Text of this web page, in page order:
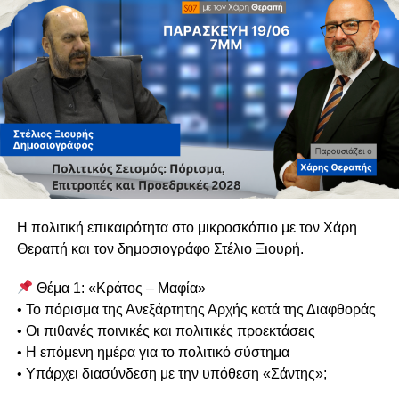
παρουσίαση ενός βίντεο του Nas Daily σύμφωνα με το
οποίο, το Al Jazeera μέσα από τη δημιουργία fake news,
τον παρουσίασε σαν κατάσκοπο των Ισραηλινών.
Ο κ. Μούσουλος επιχείρησε να δώσει χρήσιμες
πληροφορίες για το Κατάρ, στο οποίο έχει τη βάση του το
Al Jazeera, ως προς τον πληθυσμό και τη στρωμάτωση
της κοινωνίας, αναφέροντας ότι το Κατάρ συνορεύει μόνο
με τη Σ. Αραβία και ο πληθυσμός του είναι 310000 άτομα
αλλά ο ολικός πληθυσμός που ζει εκεί είναι 2,6εκατ. Το
πολίτευμα είναι Μοναρχία. Οτιδήποτε συμβεί στο 3ο
πλουσιότερο κράτος από τις Αραβικές χώρες Κατάρ,
αποφασίζεται για να συμβεί από τον ίδιο τον Εμίρη.
Ο κ. Τσιάκκας συνέχισε αναφέροντας ότι το Κατάρ είναι
μία χώρα καθαρά Μουσουλμανική και είναι αναπόφευκτο
να εφαρμόζουν αυστηρά το Κοράνι. Το σύστημα
δικαιοσύνης βασίζεται στο Κοράνι. «Ενώ είναι ένας
σταθμός που προβάλλει τον εαυτό του, ενστερνίζεται ένα
πολιτισμό που δε συνάδει ούτε με αυτό που λέει ούτε με
Η πολιτική επικαιρότητα στο μικροσκόπιο με τον Χάρη
Θεραπή και τον δημοσιογράφο Στέλιο Ξιουρή.
Θέμα 1: «Κράτος – Μαφία»
• Το πόρισμα της Ανεξάρτητης Αρχής κατά της Διαφθοράς
• Οι πιθανές ποινικές και πολιτικές προεκτάσεις
• Η επόμενη ημέρα για το πολιτικό σύστημα
• Υπάρχει διασύνδεση με την υπόθεση «Σάντης»;